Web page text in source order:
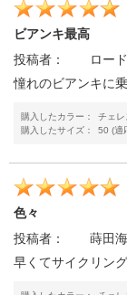
ビアンキ最高
投稿者：
ロード
憧れのビアンキに
購入したカラー：
チェ
購入したサイズ：
50 (適
色々
投稿者：
蒔田
早くてサイクリン